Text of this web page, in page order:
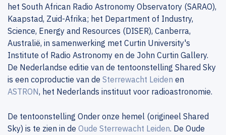
het South African Radio Astronomy Observatory (SARAO),
Kaapstad, Zuid-Afrika; het Department of Industry,
Science, Energy and Resources (DISER), Canberra,
Australië, in samenwerking met Curtin University's
Institute of Radio Astronomy en de John Curtin Gallery.
De Nederlandse editie van de tentoonstelling Shared Sky
is een coproductie van de Sterrewacht Leiden en
ASTRON, het Nederlands instituut voor radioastronomie.
De tentoonstelling Onder onze hemel (origineel Shared
Sky) is te zien in de Oude Sterrewacht Leiden. De Oude